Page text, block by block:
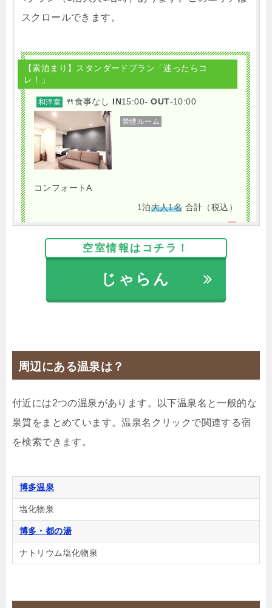
スクロールできます。
【素泊まり】スタンダードプラン「迷ったらコ
レ！」
和洋室 🍴食事なし IN15:00- OUT-10:00
禁煙ルーム
コンフォートA
1泊大人1名 合計（税込）
4,234円
【選べるお部屋と価格】
コンフォートA
4,234円クラシックB
和洋室 🍴食事なし 15:00- OUT -10:00
コンフォートA
1泊大人1名合計（税込）
4,240円
空室情報はコチラ！
じゃらん
周辺にある温泉は？
付近には2つの温泉があります。以下温泉名と一般的な
泉質をまとめています。温泉名クリックで関連する宿
を検索できます。
博多温泉
塩化物泉
博多・都の湯
ナトリウム塩化物泉